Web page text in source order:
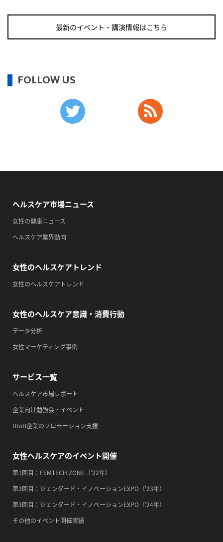
・世界自殺予防デー
・日本骨髄増殖性腫瘍の日
2026/09/11(金)
・世界アルツハイマー月間
・自殺予防週間
・がん征圧月間
・世界アルツハイマー月間
・健康増進普及月間
・職場の健康診断実施強化月間
2026/09/13(日)
・健康増進普及月間
・職場の健康診断実施強化月間
・自殺予防週間
・一汁三菜の日
2026/09/14(月)
・世界アルツハイマー月間
・健康増進普及月間
・歯ヂカラ探究月間
・職場の健康診断実施強化月間
・自殺予防週間
最新のイベント・講演情報はこちら
FOLLOW US
ヘルスケア市場ニュース
女性の健康ニュース
ヘルスケア業界動向
女性のヘルスケアトレンド
女性のヘルスケアトレンド
女性のヘルスケア意識・消費行動
データ分析
女性マーケティング事例
サービス一覧
ヘルスケア市場レポート
企業向け勉強会・イベント
BtoB企業のプロモーション支援
女性ヘルスケアのイベント開催
第1回目：FEMTECH ZONE（’22年）
第2回目：ジェンダード・イノベーションEXPO（’23年）
第3回目：ジェンダード・イノベーションEXPO（’24年）
その他のイベント開催実績